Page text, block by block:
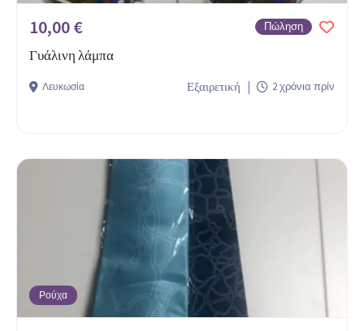
10,00 € Πώληση
Γυάλινη λάμπα
Λευκωσία Εξαιρετική 2 χρόνια πρίν
Ρούχα